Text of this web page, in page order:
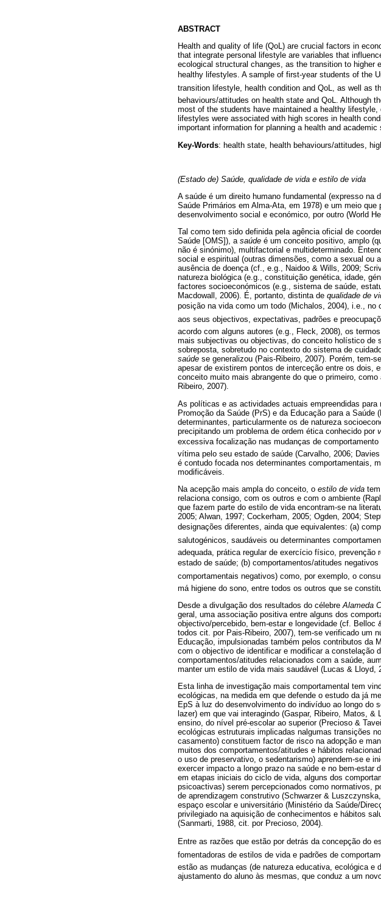
ABSTRACT
Health and quality of life (QoL) are crucial factors in
that integrate personal lifestyle are variables that
ecological structural changes, as the transition to
healthy lifestyles. A sample of first-year students of the
transition lifestyle, health condition and QoL, as well as
behaviours/attitudes on health state and QoL. Although
most of the students have maintained a healthy
lifestyles were associated with high scores in health
important information for planning a health and
Key-Words: health state, health behaviours/attitudes,
(Estado de) Saúde, qualidade de vida e estilo de vida
A saúde é um direito humano fundamental (expresso na
Saúde Primários em Alma-Ata, em 1978) e um meio
desenvolvimento social e económico, por outro (World
Tal como tem sido definida pela agência oficial de
Saúde [OMS]), a saúde é um conceito positivo, amplo
não é sinónimo), multifactorial e multideterminado.
social e espiritual (outras dimensões, como a sexual ou
ausência de doença (cf., e.g., Naidoo & Wills, 2009;
natureza biológica (e.g., constituição genética, idade,
factores socioeconómicos (e.g., sistema de saúde,
Macdowall, 2006). É, portanto, distinta de qualidade de
posição na vida como um todo (Michalos, 2004), i.e.,
aos seus objectivos, expectativas, padrões e
acordo com alguns autores (e.g., Fleck, 2008), os termos
mais subjectivas ou objectivas, do conceito holístico de
sobreposta, sobretudo no contexto do sistema de
saúde se generalizou (Pais-Ribeiro, 2007). Porém, tem-
apesar de existirem pontos de interceção entre os dois,
conceito muito mais abrangente do que o primeiro,
Ribeiro, 2007).
As políticas e as actividades actuais empreendidas
Promoção da Saúde (PrS) e da Educação para a
determinantes, particularmente os de natureza
precipitando um problema de ordem ética conhecido por
excessiva focalização nas mudanças de comportamento
vítima pelo seu estado de saúde (Carvalho, 2006;
é contudo focada nos determinantes comportamentais,
modificáveis.
Na acepção mais ampla do conceito, o estilo de vida
relaciona consigo, com os outros e com o ambiente
que fazem parte do estilo de vida encontram-se na
2005; Alwan, 1997; Cockerham, 2005; Ogden, 2004;
designações diferentes, ainda que equivalentes: (a)
salutogénicos, saudáveis ou determinantes
adequada, prática regular de exercício físico, prevenção
estado de saúde; (b) comportamentos/atitudes negativos
comportamentais negativos) como, por exemplo, o
má higiene do sono, entre todos os outros que se
Desde a divulgação dos resultados do célebre Alameda
geral, uma associação positiva entre alguns dos
objectivo/percebido, bem-estar e longevidade (cf.
todos cit. por Pais-Ribeiro, 2007), tem-se verificado um
Educação, impulsionadas também pelos contributos da
com o objectivo de identificar e modificar a constelação
comportamentos/atitudes relacionados com a saúde,
manter um estilo de vida mais saudável (Lucas & Lloyd,
Esta linha de investigação mais comportamental tem
ecológicas, na medida em que defende o estudo da já
EpS à luz do desenvolvimento do indivíduo ao longo do
lazer) em que vai interagindo (Gaspar, Ribeiro, Matos,
ensino, do nível pré-escolar ao superior (Precioso &
ecológicas estruturais implicadas nalgumas transições
casamento) constituem factor de risco na adopção e
muitos dos comportamentos/atitudes e hábitos
o uso de preservativo, o sedentarismo) aprendem-se e
exercer impacto a longo prazo na saúde e no bem-
em etapas iniciais do ciclo de vida, alguns dos
psicoactivas) serem percepcionados como normativos,
de aprendizagem construtivo (Schwarzer &
espaço escolar e universitário (Ministério da Saúde/
privilegiado na aquisição de conhecimentos e hábitos
(Sanmarti, 1988, cit. por Precioso, 2004).
Entre as razões que estão por detrás da concepção do
fomentadoras de estilos de vida e padrões de
estão as mudanças (de natureza educativa, ecológica
ajustamento do aluno às mesmas, que conduz a um